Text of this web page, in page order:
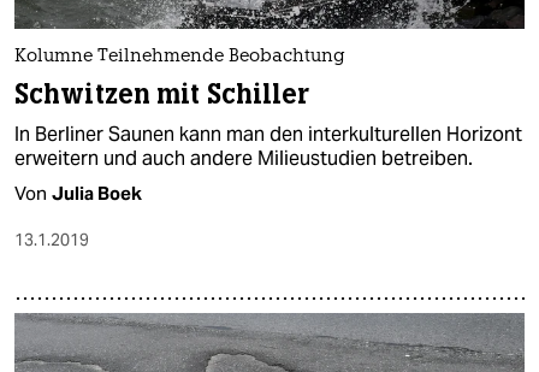
Kolumne Teilnehmende Beobachtung
Schwitzen mit Schiller
In Berliner Saunen kann man den interkulturellen Horizont
erweitern und auch andere Milieustudien betreiben.
Von Julia Boek
13.1.2019